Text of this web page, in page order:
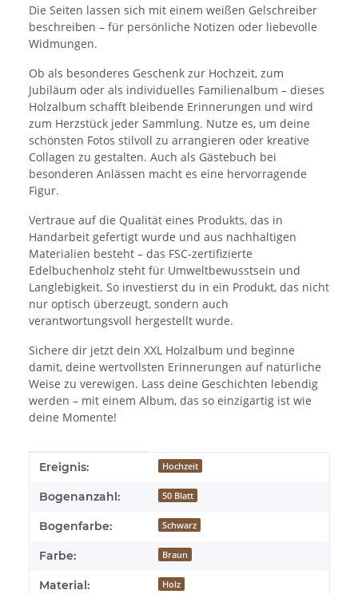
Die Seiten lassen sich mit einem weißen Gelschreiber
beschreiben – für persönliche Notizen oder liebevolle
Widmungen.
Ob als besonderes Geschenk zur Hochzeit, zum
Jubiläum oder als individuelles Familienalbum – dieses
Holzalbum schafft bleibende Erinnerungen und wird
zum Herzstück jeder Sammlung. Nutze es, um deine
schönsten Fotos stilvoll zu arrangieren oder kreative
Collagen zu gestalten. Auch als Gästebuch bei
besonderen Anlässen macht es eine hervorragende
Figur.
Vertraue auf die Qualität eines Produkts, das in
Handarbeit gefertigt wurde und aus nachhaltigen
Materialien besteht – das FSC-zertifizierte
Edelbuchenholz steht für Umweltbewusstsein und
Langlebigkeit. So investierst du in ein Produkt, das nicht
nur optisch überzeugt, sondern auch
verantwortungsvoll hergestellt wurde.
Sichere dir jetzt dein XXL Holzalbum und beginne
damit, deine wertvollsten Erinnerungen auf natürliche
Weise zu verewigen. Lass deine Geschichten lebendig
werden – mit einem Album, das so einzigartig ist wie
deine Momente!
Produkteigenschaft
Wert
Ereignis: Hochzeit
Bogenanzahl: 50 Blatt
Bogenfarbe: Schwarz
Farbe: Braun
Material: Holz